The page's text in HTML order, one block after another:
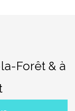
Forêt & à